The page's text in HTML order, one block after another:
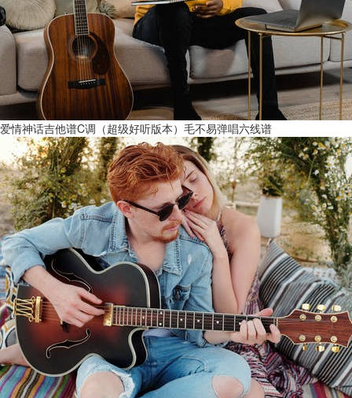
爱情神话吉他谱C调（超级好听版本）毛不易弹唱六线谱